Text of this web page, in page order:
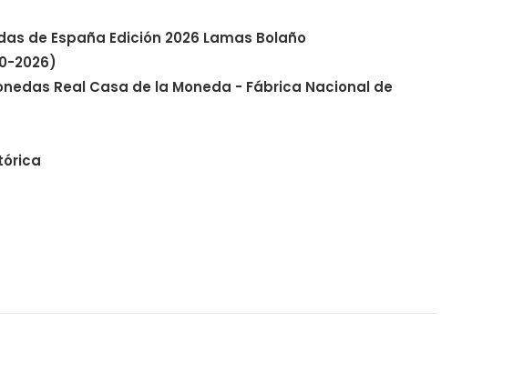
de España Edición 2026 Lamas Bolaño
2026)
Real Casa de la Moneda - Fábrica Nacional de